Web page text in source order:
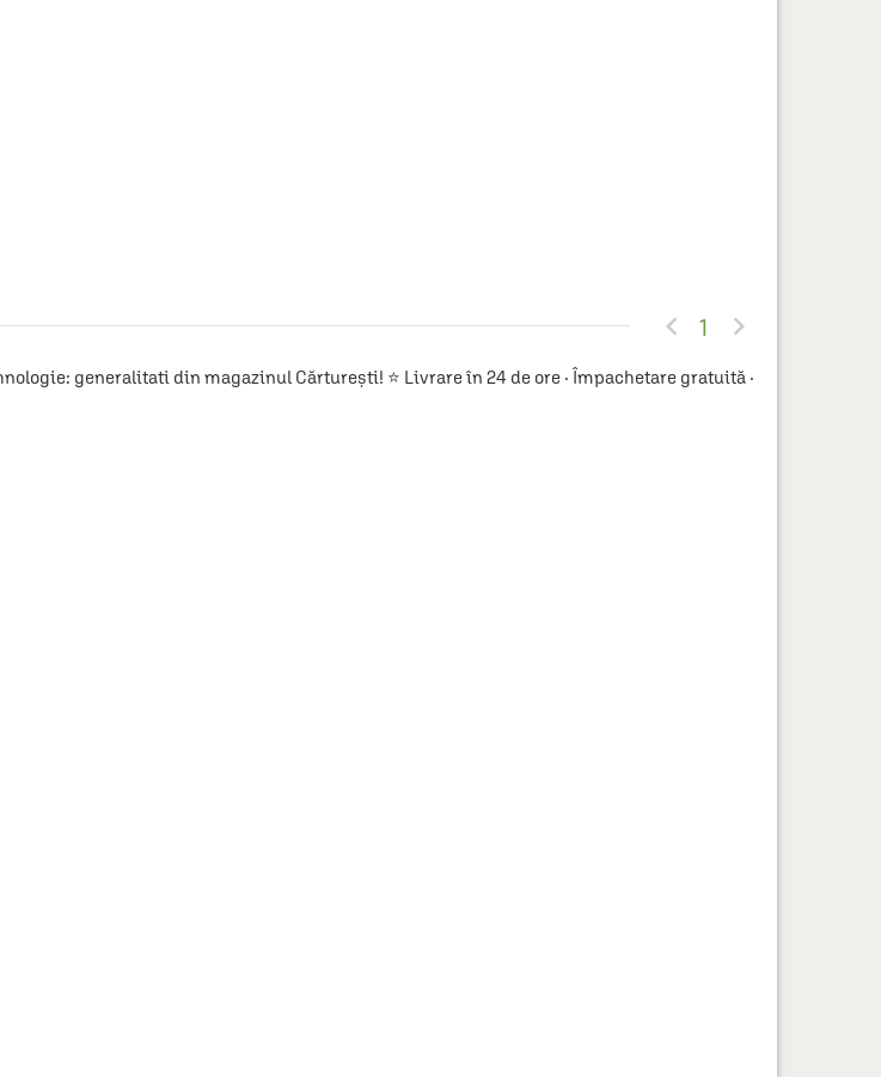
 1 
generalitati din magazinul Cărturești! ⭐ Livrare în 24 de ore · Împachetare gratuită ·